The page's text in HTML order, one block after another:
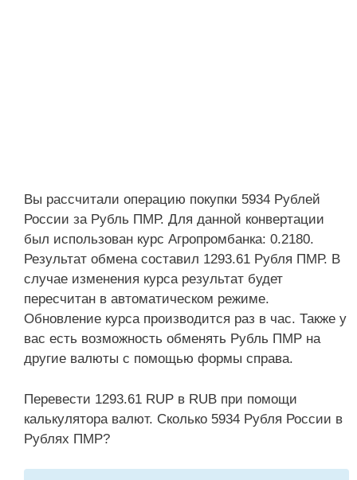
Вы рассчитали операцию покупки 5934 Рублей
России за Рубль ПМР. Для данной конвертации
был использован курс Агропромбанка: 0.2180.
Результат обмена составил 1293.61 Рубля ПМР. В
случае изменения курса результат будет
пересчитан в автоматическом режиме.
Обновление курса производится раз в час. Также у
вас есть возможность обменять Рубль ПМР на
другие валюты с помощью формы справа.
Перевести 1293.61 RUP в RUB при помощи
калькулятора валют. Сколько 5934 Рубля России в
Рублях ПМР?